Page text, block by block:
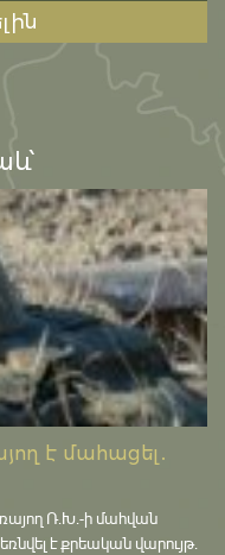
է մահացել․
Ռ.Խ.-ի մահվան
է քրեական վարույթ․